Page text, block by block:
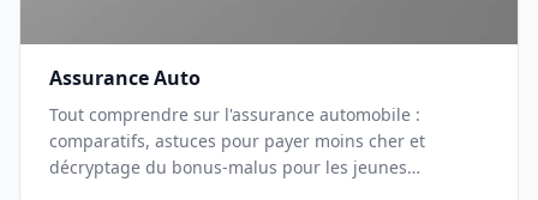
Assurance Auto
Tout comprendre sur l'assurance automobile :
comparatifs, astuces pour payer moins cher et
décryptage du bonus-malus pour les jeunes